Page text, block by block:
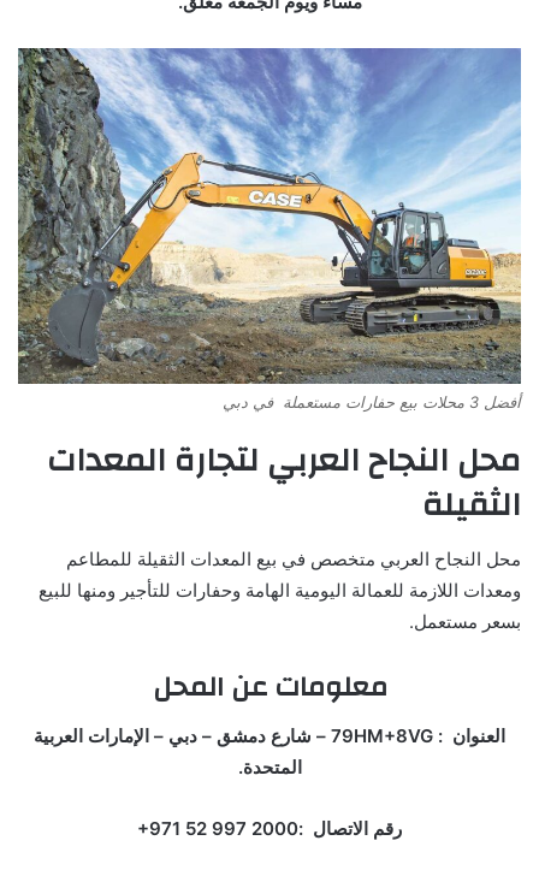
أفضل 3 محلات بيع حفارات مستعملة في دبي
محل النجاح العربي لتجارة المعدات
الثقيلة
محل النجاح العربي متخصص في بيع المعدات الثقيلة للمطاعم
ومعدات اللازمة للعمالة اليومية الهامة وحفارات للتأجير ومنها للبيع
بسعر مستعمل.
معلومات عن المحل
العنوان : 79HM+8VG – شارع دمشق – دبي – الإمارات العربية
المتحدة.
رقم الاتصال :‏‪+971 52 997 2000‏